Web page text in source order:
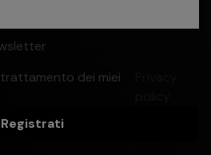
dei miei
Registrati